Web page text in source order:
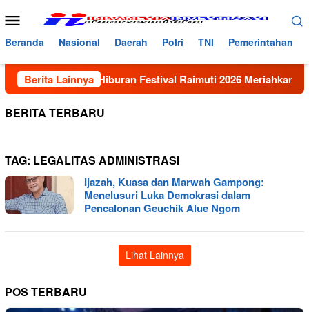
ke
konten
Menu
Mobile
Beranda Nasional Daerah Polri TNI Pemerintahan
Berita Lainnya
Panggung Hiburan Festival Raimuti 2026 Meriahkan
BERITA TERBARU
TAG: LEGALITAS ADMINISTRASI
Ijazah, Kuasa dan Marwah Gampong:
Menelusuri Luka Demokrasi dalam
Pencalonan Geuchik Alue Ngom
Lihat Lainnya
POS TERBARU